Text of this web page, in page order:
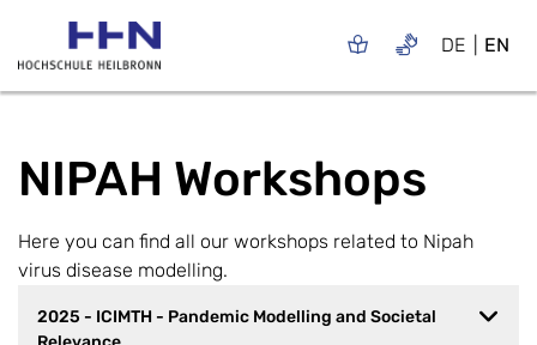
DE EN
NIPAH Workshops
Here you can find all our workshops related to Nipah
virus disease modelling.
2025 - ICIMTH - Pandemic Modelling and Societal